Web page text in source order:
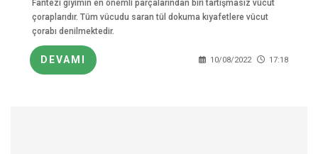
Fantezi giyimin en önemli parçalarından biri tartışmasız vücut
çoraplarıdır. Tüm vücudu saran tül dokuma kıyafetlere vücut
çorabı denilmektedir.
DEVAMI 10/08/2022 17:18